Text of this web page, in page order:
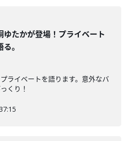
ゆたかが登場！プライベート
。
ライベートを語ります。意外なバ
くり！